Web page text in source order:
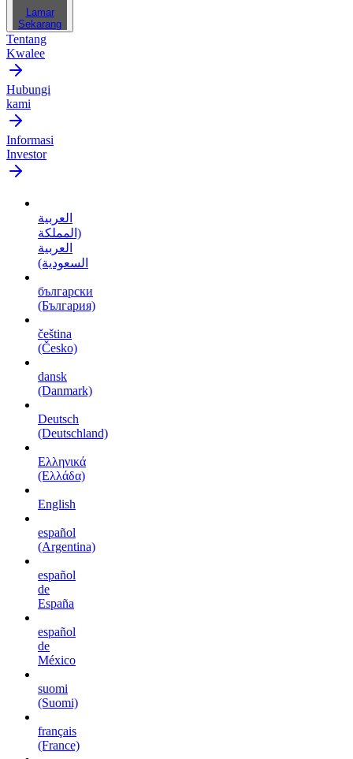
Lamar
Sekarang
Tentang
Kwalee
Hubungi
kami
Informasi
Investor
العربية
(المملكة
العربية
السعودية)
български
(България)
čeština
(Česko)
dansk
(Danmark)
Deutsch
(Deutschland)
Ελληνικά
(Ελλάδα)
English
español
(Argentina)
español
de
España
español
de
México
suomi
(Suomi)
français
(France)